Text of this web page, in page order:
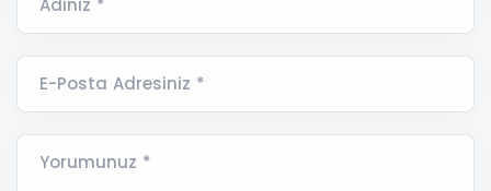
Adınız *
E-Posta Adresiniz *
Yorumunuz *